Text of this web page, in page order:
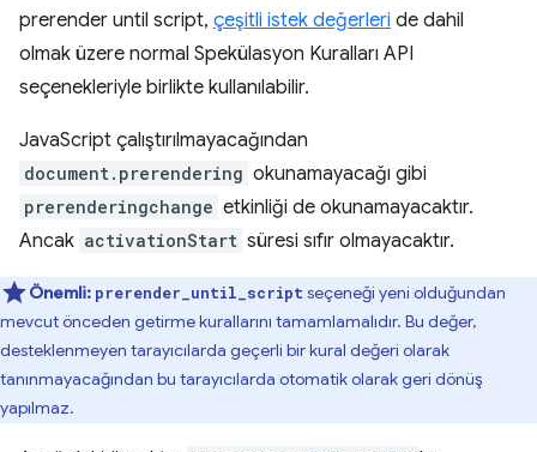
prerender until script, çeşitli istek değerleri de dahil
olmak üzere normal Spekülasyon Kuralları API
seçenekleriyle birlikte kullanılabilir.
JavaScript çalıştırılmayacağından
document.prerendering okunamayacağı gibi
prerenderingchange etkinliği de okunamayacaktır.
Ancak activationStart süresi sıfır olmayacaktır.
Önemli: prerender_until_script seçeneği yeni olduğundan
mevcut önceden getirme kurallarını tamamlamalıdır. Bu değer,
desteklenmeyen tarayıcılarda geçerli bir kural değeri olarak
tanınmayacağından bu tarayıcılarda otomatik olarak geri dönüş
yapılmaz.